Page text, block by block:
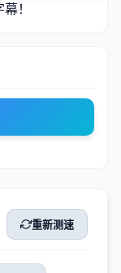
！
重新测速